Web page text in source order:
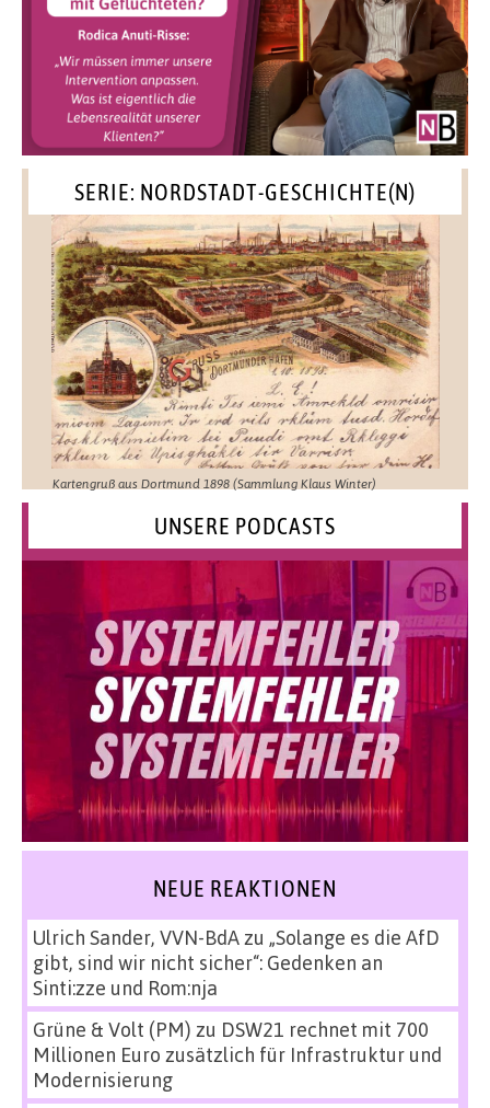
SERIE: NORDSTADT-GESCHICHTE(N)
Kartengruß aus Dortmund 1898 (Sammlung Klaus Winter)
UNSERE PODCASTS
NEUE REAKTIONEN
Ulrich Sander, VVN-BdAzu „Solange es die AfD
gibt, sind wir nicht sicher“: Gedenken an
Sinti:zze und Rom:nja
Grüne & Volt (PM) zu DSW21 rechnet mit 700
Millionen Euro zusätzlich für Infrastruktur und
Modernisierung